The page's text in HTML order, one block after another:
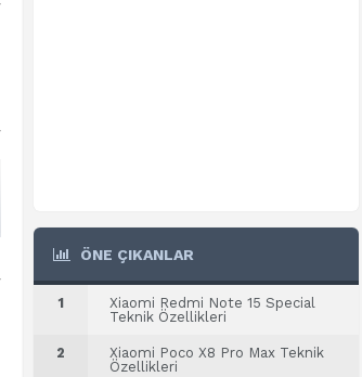
ÖNE ÇIKANLAR
1
Xiaomi Redmi Note 15 Special
Teknik Özellikleri
2
Xiaomi Poco X8 Pro Max Teknik
Özellikleri